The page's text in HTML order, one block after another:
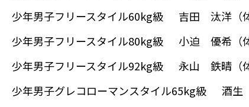
少年男子フリースタイル60kg級 吉田 汰洋（体
少年男子フリースタイル80kg級 小迫 優希（体
少年男子フリースタイル92kg級 永山 鉄晴（体
少年男子グレコローマンスタイル65kg級 酒生